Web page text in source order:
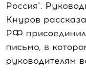
Россия".
Кнуров
РФ
письмо, в
руководителям